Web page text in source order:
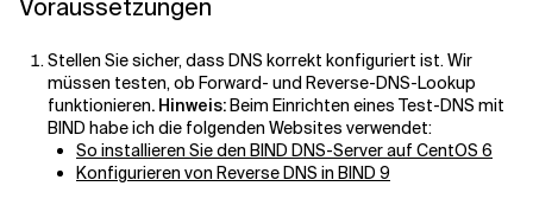
Voraussetzungen
Stellen Sie sicher, dass DNS korrekt konfiguriert ist. Wir
müssen testen, ob Forward- und Reverse-DNS-Lookup
funktionieren. Hinweis:Beim Einrichten eines Test-DNS mit
BIND habe ich die folgenden Websites verwendet:
So installieren Sie den BIND DNS-Server auf CentOS 6
Konfigurieren von Reverse DNS in BIND 9